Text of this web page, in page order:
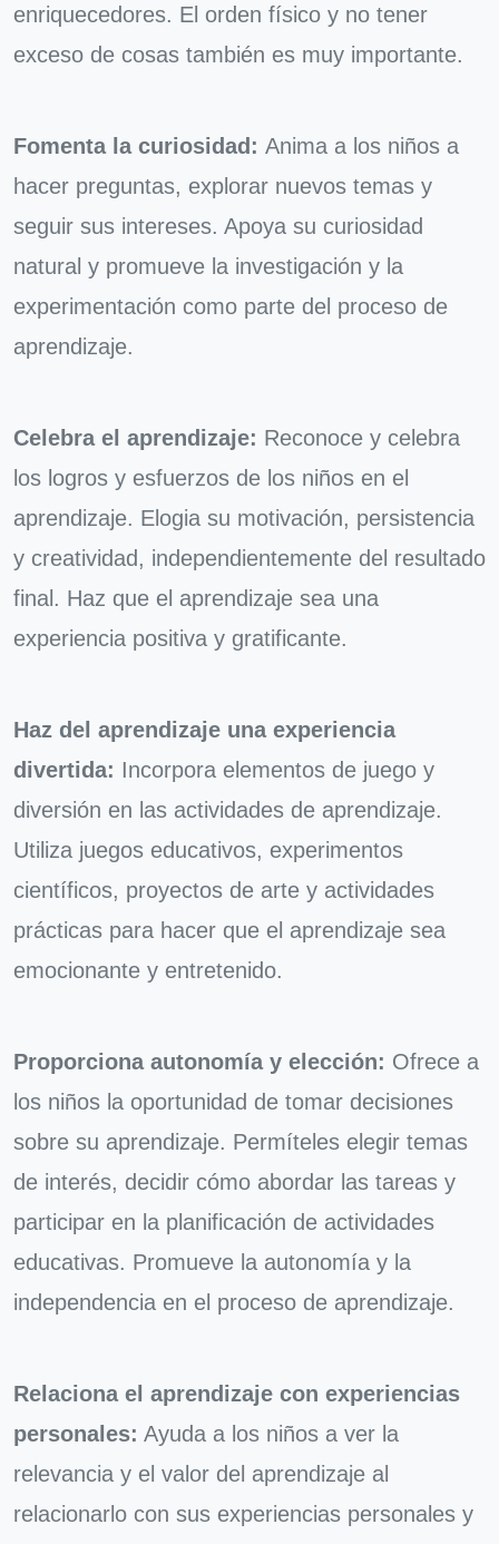
enriquecedores. El orden físico y no tener
exceso de cosas también es muy importante.
Fomenta la curiosidad: Anima a los niños a
hacer preguntas, explorar nuevos temas y
seguir sus intereses. Apoya su curiosidad
natural y promueve la investigación y la
experimentación como parte del proceso de
aprendizaje.
Celebra el aprendizaje: Reconoce y celebra
los logros y esfuerzos de los niños en el
aprendizaje. Elogia su motivación, persistencia
y creatividad, independientemente del resultado
final. Haz que el aprendizaje sea una
experiencia positiva y gratificante.
Haz del aprendizaje una experiencia
divertida: Incorpora elementos de juego y
diversión en las actividades de aprendizaje.
Utiliza juegos educativos, experimentos
científicos, proyectos de arte y actividades
prácticas para hacer que el aprendizaje sea
emocionante y entretenido.
Proporciona autonomía y elección: Ofrece a
los niños la oportunidad de tomar decisiones
sobre su aprendizaje. Permíteles elegir temas
de interés, decidir cómo abordar las tareas y
participar en la planificación de actividades
educativas. Promueve la autonomía y la
independencia en el proceso de aprendizaje.
Relaciona el aprendizaje con experiencias
personales: Ayuda a los niños a ver la
relevancia y el valor del aprendizaje al
relacionarlo con sus experiencias personales y